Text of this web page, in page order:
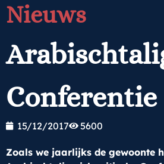
Nieuws
Conferentie
15/12/2017 5600
Zoals we jaarlijks de gewoonte